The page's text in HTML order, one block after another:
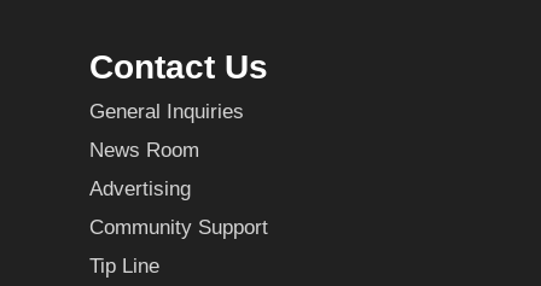
Contact Us
General Inquiries
News Room
Advertising
Community Support
Tip Line